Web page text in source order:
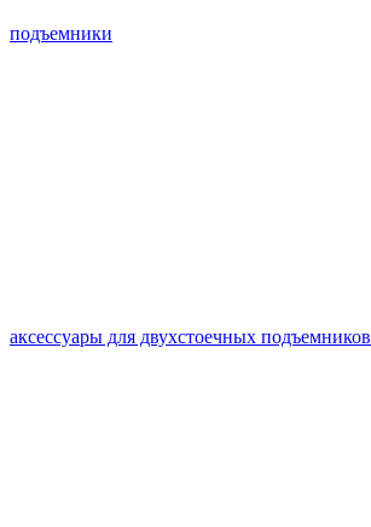
подъемники
аксессуары для двухстоечных подъемников